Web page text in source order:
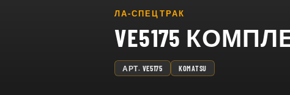
ЛА-СПЕЦТРАК
VE5175
АРТ. VE5175 KOMATSU